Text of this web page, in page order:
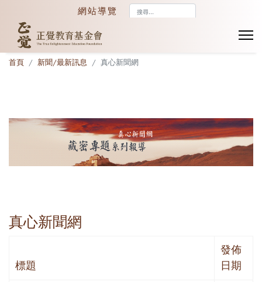
網站導覽
首頁 新聞/最新訊息 真心新聞網
真心新聞網
標題
發佈
日期